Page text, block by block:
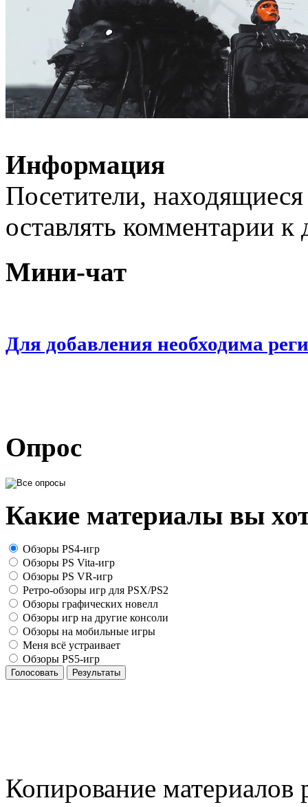
Информация
Посетители,
оставлять комментарии
Мини-чат
Для добавления необходима
Опрос
Какие материалы вы
Обзоры PS4-игр
Обзоры PS Vita-игр
Обзоры PS VR-игр
Ретро-обзоры игр для PSX/PS2
Обзоры графических новелл
Обзоры игр на другие консоли
Обзоры на мобильные игры
Меня всё устраивает
Обзоры PS5-игр
Голосовать Результаты
Копирование материалов